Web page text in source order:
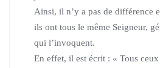
Ainsi, il n’y a pas de différence
ils ont tous le même Seigneur,
qui l’invoquent.
En effet, il est écrit : « Tous